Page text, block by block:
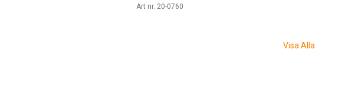
Art nr. 20-0760
Visa Alla